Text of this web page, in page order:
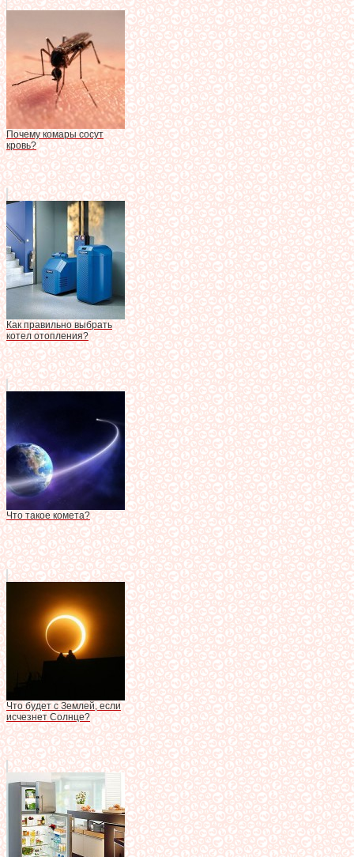
Почему комары сосут
кровь?
Как правильно выбрать
котел отопления?
Что такое комета?
Что будет с Землей, если
исчезнет Солнце?